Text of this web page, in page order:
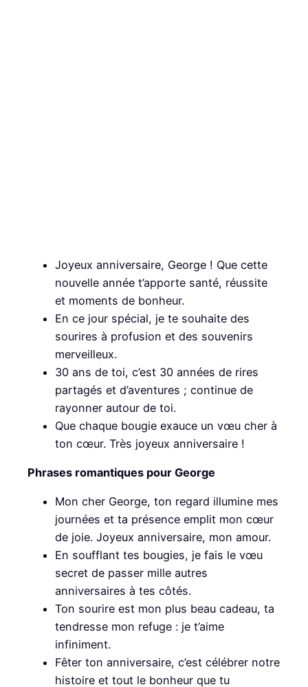
Joyeux anniversaire, George ! Que cette
nouvelle année t’apporte santé, réussite
et moments de bonheur.
En ce jour spécial, je te souhaite des
sourires à profusion et des souvenirs
merveilleux.
30 ans de toi, c’est 30 années de rires
partagés et d’aventures ; continue de
rayonner autour de toi.
Que chaque bougie exauce un vœu cher à
ton cœur. Très joyeux anniversaire !
Phrases romantiques pour George
Mon cher George, ton regard illumine mes
journées et ta présence emplit mon cœur
de joie. Joyeux anniversaire, mon amour.
En soufflant tes bougies, je fais le vœu
secret de passer mille autres
anniversaires à tes côtés.
Ton sourire est mon plus beau cadeau, ta
tendresse mon refuge : je t’aime
infiniment.
Fêter ton anniversaire, c’est célébrer notre
histoire et tout le bonheur que tu